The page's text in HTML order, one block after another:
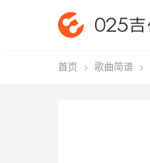
首页  歌曲简谱 